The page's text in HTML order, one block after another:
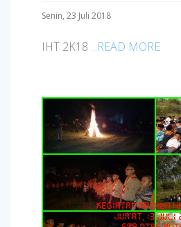
Senin, 23 Juli 2018
IHT 2K18 ...READ MORE